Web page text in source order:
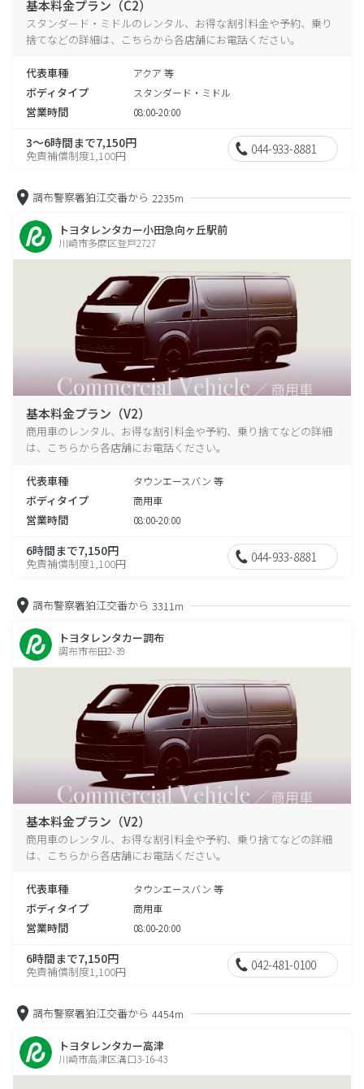
基本料金プラン（C2）
スタンダード・ミドルのレンタル、お得な割引料金や予約、乗り
捨てなどの詳細は、こちらから各店舗にお電話ください。
代表車種 アクア 等
ボディタイプ スタンダード・ミドル
営業時間 08:00-20:00
3～6時間まで7,150円
免責補償制度1,100円 044-933-8881
調布警察署狛江交番から 2235m
トヨタレンタカー小田急向ヶ丘駅前
川崎市多摩区登戸2727
基本料金プラン（V2）
商用車のレンタル、お得な割引料金や予約、乗り捨てなどの詳細
は、こちらから各店舗にお電話ください。
代表車種 タウンエースバン 等
ボディタイプ 商用車
営業時間 08:00-20:00
6時間まで7,150円
免責補償制度1,100円 044-933-8881
調布警察署狛江交番から 3311m
トヨタレンタカー調布
調布市布田2-39
基本料金プラン（V2）
商用車のレンタル、お得な割引料金や予約、乗り捨てなどの詳細
は、こちらから各店舗にお電話ください。
代表車種 タウンエースバン 等
ボディタイプ 商用車
営業時間 08:00-20:00
6時間まで7,150円
免責補償制度1,100円 042-481-0100
調布警察署狛江交番から 4454m
トヨタレンタカー高津
川崎市高津区溝口3-16-43